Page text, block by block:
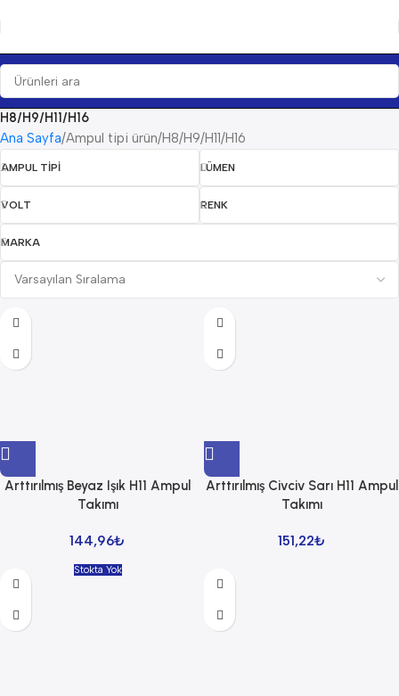
H8/H9/H11/H16
Ana Sayfa Ampul tipi ürün H8/H9/H11/H16
AMPUL TIPI LÜMEN
VOLT RENK
MARKA
Arttırılmış Beyaz Işık H11 Ampul
Takımı
144,96₺
Arttırılmış Civciv Sarı H11 Ampul
Takımı
151,22₺
Stokta Yok